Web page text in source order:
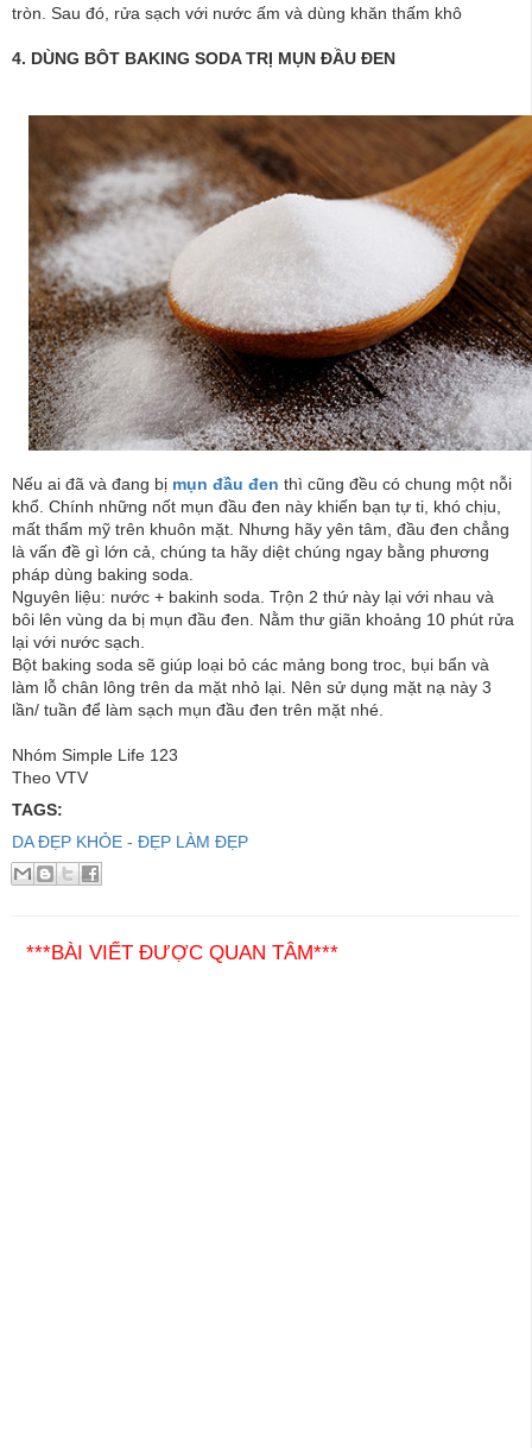
tròn. Sau đó, rửa sạch với nước ấm và dùng khăn thấm khô
4. DÙNG BÔT BAKING SODA TRỊ MỤN ĐẦU ĐEN
Nếu ai đã và đang bị mụn đầu đen thì cũng đều có chung một nỗi
khổ. Chính những nốt mụn đầu đen này khiến bạn tự ti, khó chịu,
mất thẩm mỹ trên khuôn mặt. Nhưng hãy yên tâm, đầu đen chẳng
là vấn đề gì lớn cả, chúng ta hãy diệt chúng ngay bằng phương
pháp dùng baking soda.
Nguyên liệu: nước + bakinh soda. Trộn 2 thứ này lại với nhau và
bôi lên vùng da bị mụn đầu đen. Nằm thư giãn khoảng 10 phút rửa
lại với nước sạch.
Bột baking soda sẽ giúp loại bỏ các mảng bong troc, bụi bẩn và
làm lỗ chân lông trên da mặt nhỏ lại. Nên sử dụng mặt nạ này 3
lần/ tuần để làm sạch mụn đầu đen trên mặt nhé.
Nhóm Simple Life 123
Theo VTV
TAGS:
DA ĐẸP KHỎE - ĐẸP LÀM ĐẸP
***BÀI VIẾT ĐƯỢC QUAN TÂM***